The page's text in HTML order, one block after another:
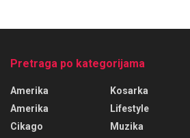
Pretraga po kategorijama
Amerika
Amerika
Cikago
Kosarka
Lifestyle
Muzika